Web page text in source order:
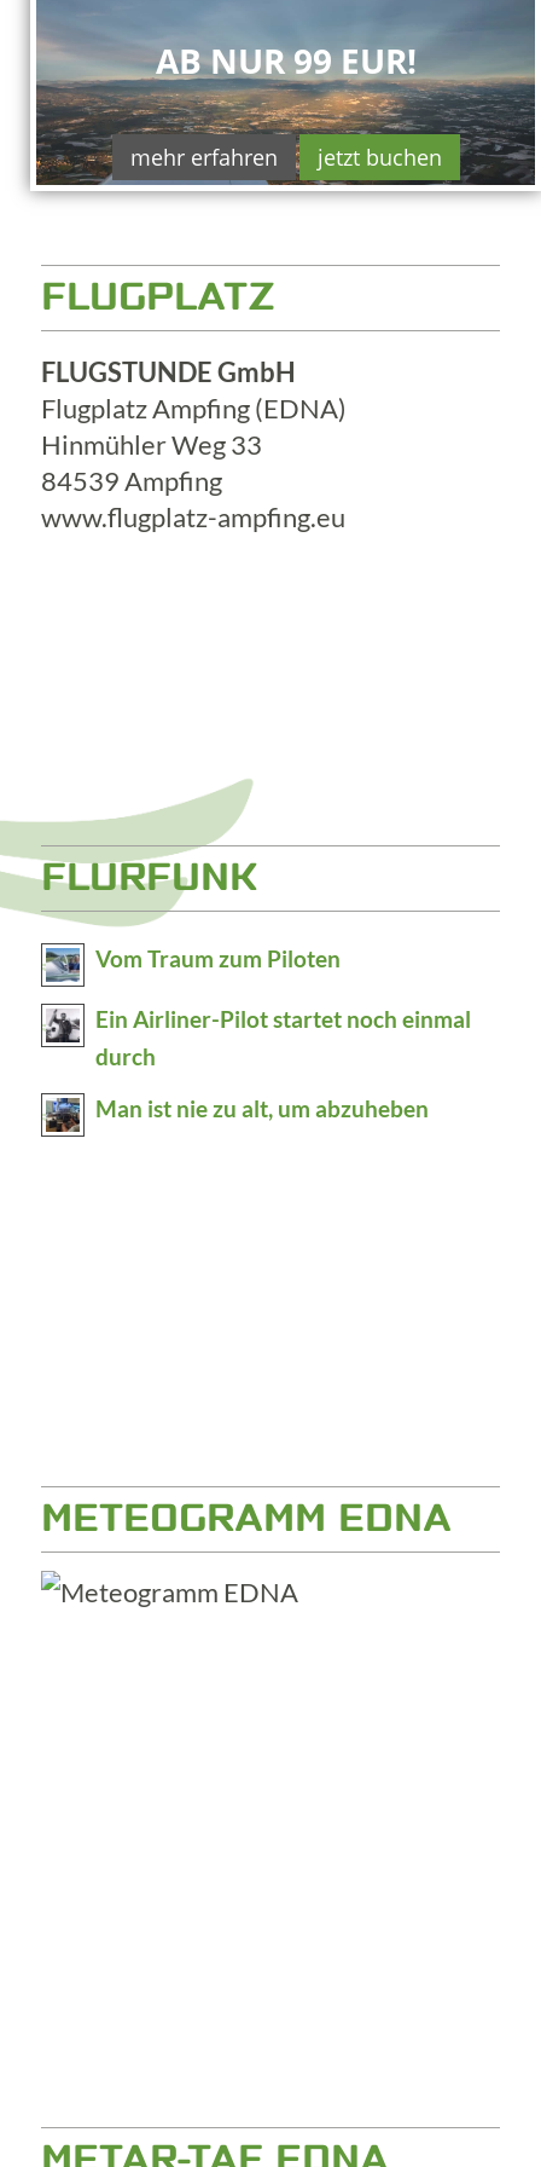
FLUGPLATZ
FLUGSTUNDE GmbH
Flugplatz Ampfing (EDNA)
Hinmühler Weg 33
84539 Ampfing
www.flugplatz-ampfing.eu
FLURFUNK
Vom Traum zum Piloten
Ein Airliner-Pilot startet noch einmal
durch
Man ist nie zu alt, um abzuheben
METEOGRAMM EDNA
AB NUR 99 EUR!
mehr erfahren jetzt buchen